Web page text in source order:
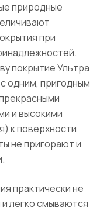
природные
при
покрытие Ультра
одним, пригодным
и высокими
к поверхности
не пригорают и
практически не
легко смываются